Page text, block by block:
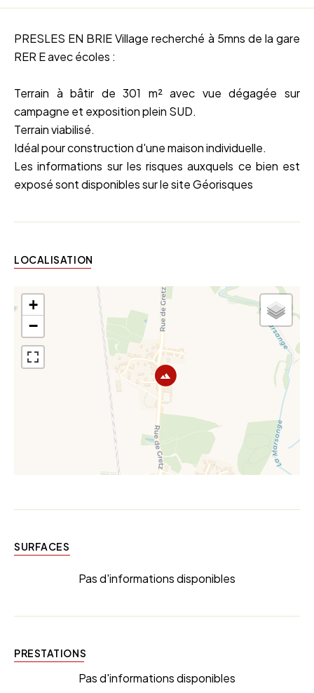
PRESLES EN BRIE Village recherché à 5mns de la gare
RER E avec écoles :
Terrain à bâtir de 301 m² avec vue dégagée sur
campagne et exposition plein SUD.
Terrain viabilisé.
Idéal pour construction d'une maison individuelle.
Les informations sur les risques auxquels ce bien est
exposé sont disponibles sur le site Géorisques
LOCALISATION
+
−
SURFACES
Pas d'informations disponibles
PRESTATIONS
Pas d'informations disponibles